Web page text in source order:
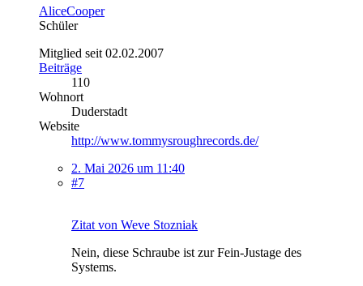
AliceCooper
Schüler
Mitglied seit 02.02.2007
Beiträge
110
Wohnort
Duderstadt
Website
http://www.tommysroughrecords.de/
2. Mai 2026 um 11:40
#7
Zitat von Weve Stozniak
Nein, diese Schraube ist zur Fein-Justage des
Systems.